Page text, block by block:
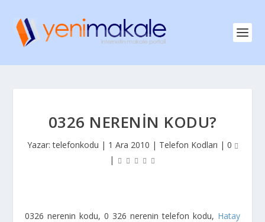
0326 NERENIN KODU?
Yazar:telefonkodu | 1 Ara 2010 | Telefon Kodları | 0
|
0326 nerenin kodu, 0 326 nerenin telefon kodu, Hatay